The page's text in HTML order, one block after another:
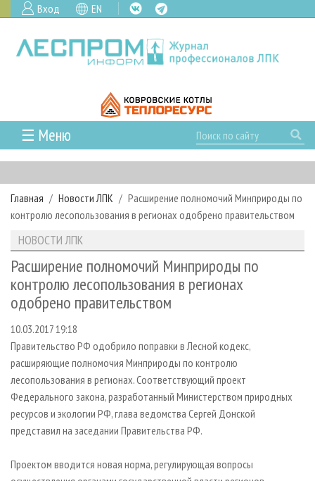
Вход EN
☰ Меню
ГЛАВНАЯ
РУБРИКИ И ТЕМЫ
РУБРИКИ ЖУРНАЛА
ЛЕСОЗАГОТОВКА
ЛЕСОПИЛЕНИЕ
ДЕРЕВООБРАБОТКА
СУШКА ДРЕВЕСИНЫ
ПРОИЗВОДСТВО ДРЕВЕСНЫХ ПЛИТ
ДЕРЕВЯННОЕ ДОМОСТРОЕНИЕ
ПРОИЗВОДСТВО МЕБЕЛИ
БИОЭНЕРГЕТИКА
ИНСТРУМЕНТ И МАТЕРИАЛЫ
НОВОСТИ
НОВОСТИ ЛПК
НОВОСТИ ЖУРНАЛА
НОВОСТИ КОМПАНИЙ
ПРОЕКТЫ ЛПИ
АНАЛИТИКА
ПРЕДПРИЯТИЯ ЛПК
ЛЕСНЫЕ РЕГИОНЫ РОССИИ
ПЕРСОНЫ
МОБИЛЬНЫЕ ВЫСТАВКИ
ОФИЦИАЛЬНЫЕ ДЕЛЕГАЦИИ
ПРИОРИТЕТНЫЕ ИНВЕСТПРОЕКТЫ
RUSSIAN FORESTRY REVIEW
БИБЛИОТЕКА СПЕЦИАЛИСТА
АРХИВ ЖУРНАЛОВ
СТАТЬИ
О ЖУРНАЛЕ
ПОДПИСКА
КОНТАКТЫ
РЕКЛАМОДАТЕЛЯМ
РЕКЛАМА
РЕКЛАМА НА САЙТЕ
Главная Новости ЛПК
Расширение полномочий Минприроды по
контролю лесопользования в регионах одобрено правительством
НОВОСТИ ЛПК
Расширение полномочий Минприроды по
контролю лесопользования в регионах
одобрено правительством
10.03.2017 19:18
Правительство РФ одобрило поправки в Лесной кодекс,
расширяющие полномочия Минприроды по контролю
лесопользования в регионах. Соответствующий проект
Федерального закона, разработанный Министерством природных
ресурсов и экологии РФ, глава ведомства Сергей Донской
представил на заседании Правительства РФ.
Проектом вводится новая норма, регулирующая вопросы